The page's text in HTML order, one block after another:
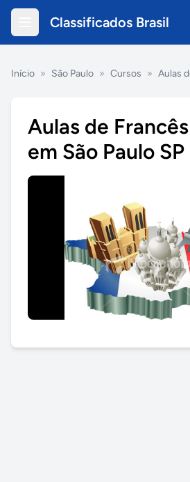
Classificados Brasil
Início » São Paulo » Cursos » Aulas
Aulas de
em São Paulo SP